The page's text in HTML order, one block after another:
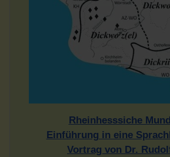
Rheinhesssiche
Einführung in eine
Vortrag von Dr.